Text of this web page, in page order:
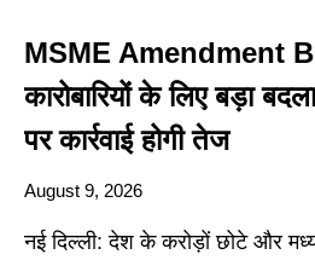
MSME Amendment
कारोबारियों के लिए बड़ा
पर कार्रवाई होगी तेज
August 9, 2026
नई दिल्ली: देश के करोड़ों छोटे और